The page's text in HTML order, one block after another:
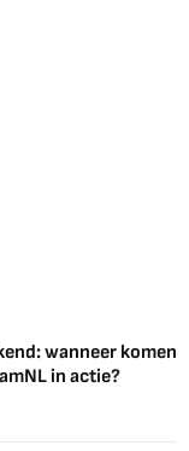
wanneer komen
in actie?